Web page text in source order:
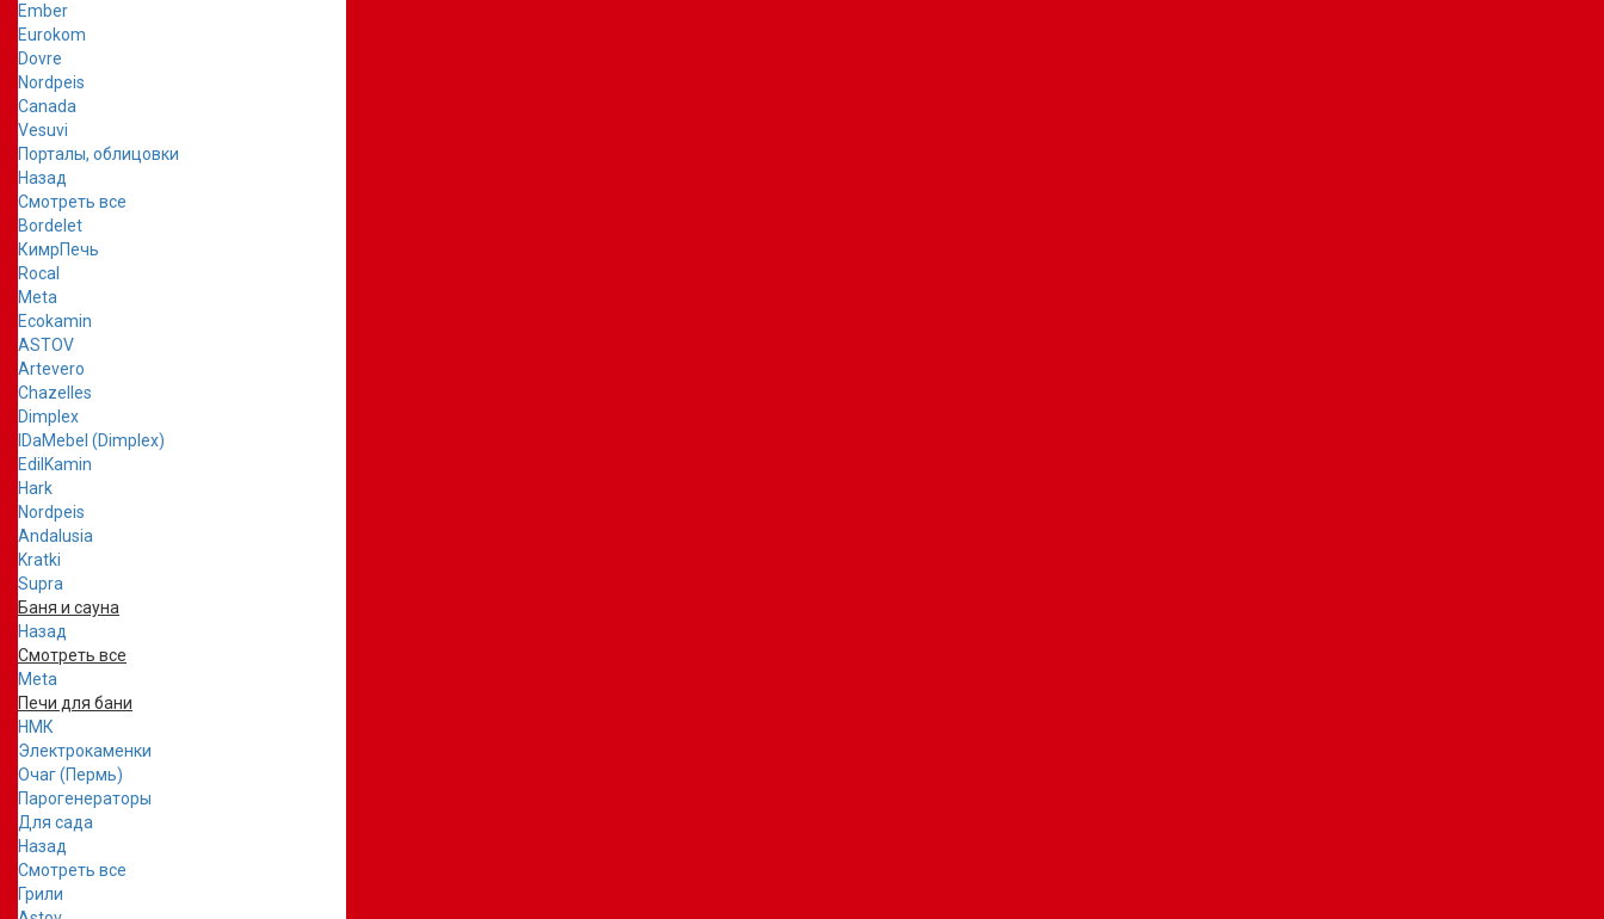
Ember
Eurokom
Dovre
Nordpeis
Canada
Vesuvi
Порталы, облицовки
Назад
Смотреть все
Bordelet
КимрПечь
Rocal
Meta
Ecokamin
ASTOV
Artevero
Chazelles
Dimplex
IDaMebel (Dimplex)
EdilKamin
Hark
Nordpeis
Andalusia
Kratki
Supra
Баня и сауна
Назад
Смотреть все
Meta
Печи для бани
НМК
Электрокаменки
Очаг (Пермь)
Парогенераторы
Для сада
Назад
Смотреть все
Грили